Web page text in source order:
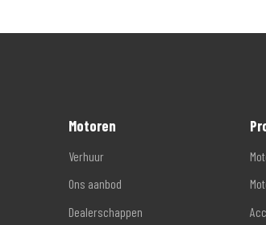
Motoren
Verhuur
Ons aanbod
Dealerschappen